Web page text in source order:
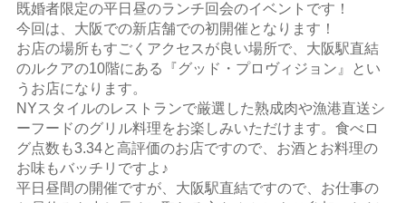
既婚者限定の平日昼のランチ回会のイベントです！
今回は、大阪での新店舗での初開催となります！
お店の場所もすごくアクセスが良い場所で、大阪駅直結
のルクアの10階にある『グッド・プロヴィジョン』とい
うお店になります。
NYスタイルのレストランで厳選した熟成肉や漁港直送シ
ーフードのグリル料理をお楽しみいただけます。食べロ
グ点数も3.34と高評価のお店ですので、お酒とお料理の
お味もバッチリですよ♪
平日昼間の開催ですが、大阪駅直結ですので、お仕事の